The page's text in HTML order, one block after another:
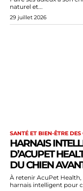
naturel et...
29 juillet 2026
SANTÉ ET BIEN-ÊTRE DES
HARNAIS
D’ACUPET
DU CHIEN
À retenir AcuPet Health, entreprise asturienne, a développé un
harnais intelligent pour